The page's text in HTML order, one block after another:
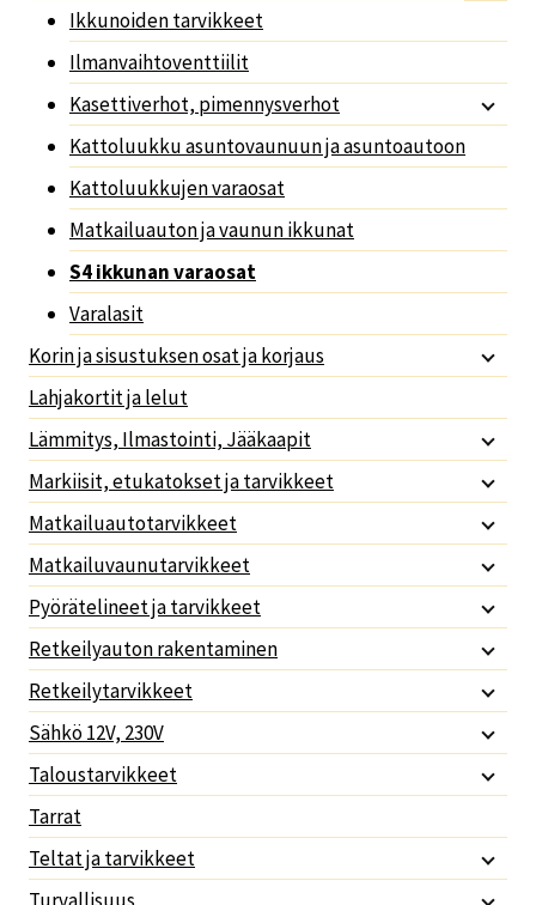
Ikkunoiden tarvikkeet
Ilmanvaihtoventtiilit
Kasettiverhot, pimennysverhot
Kattoluukku asuntovaunuun ja asuntoautoon
Kattoluukkujen varaosat
Matkailuauton ja vaunun ikkunat
S4 ikkunan varaosat
Varalasit
Korin ja sisustuksen osat ja korjaus
Lahjakortit ja lelut
Lämmitys, Ilmastointi, Jääkaapit
Markiisit, etukatokset ja tarvikkeet
Matkailuautotarvikkeet
Matkailuvaunutarvikkeet
Pyörätelineet ja tarvikkeet
Retkeilyauton rakentaminen
Retkeilytarvikkeet
Sähkö 12V, 230V
Taloustarvikkeet
Tarrat
Teltat ja tarvikkeet